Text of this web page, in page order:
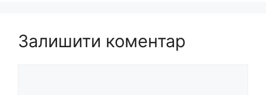
Залишити коментар